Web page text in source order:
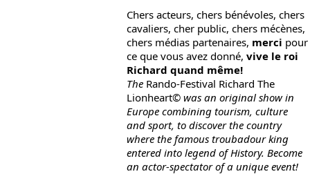
Chers acteurs, chers bénévoles, chers
cavaliers, cher public, chers mécènes,
chers médias partenaires, merci pour
ce que vous avez donné, vive le roi
Richard quand même!
The Rando-Festival Richard The
Lionheart© was an original show in
Europe combining tourism, culture
and sport, to discover the country
where the famous troubadour king
entered into legend of History. Become
an actor-spectator of a unique event!